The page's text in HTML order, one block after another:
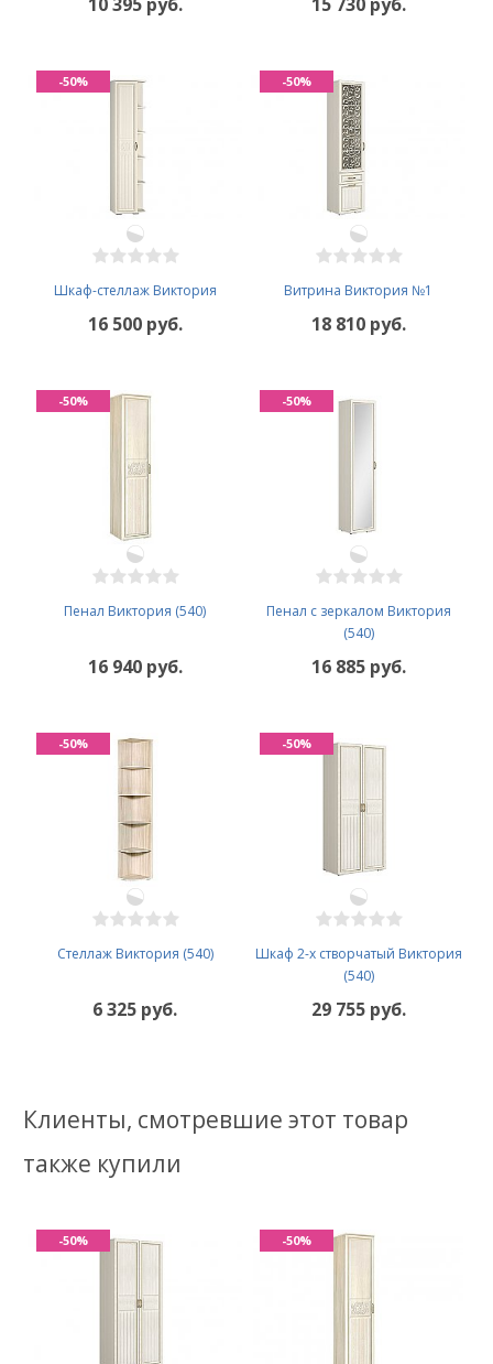
Шкаф-стеллаж Виктория
16 500 руб.
-50%
Витрина Виктория №1
18 810 руб.
-50%
Пенал Виктория (540)
16 940 руб.
-50%
Пенал с зеркалом Виктория
(540)
16 885 руб.
-50%
Стеллаж Виктория (540)
6 325 руб.
-50%
Шкаф 2-х створчатый Виктория
(540)
29 755 руб.
-50%
Клиенты, смотревшие этот товар
также купили
-50% -50%